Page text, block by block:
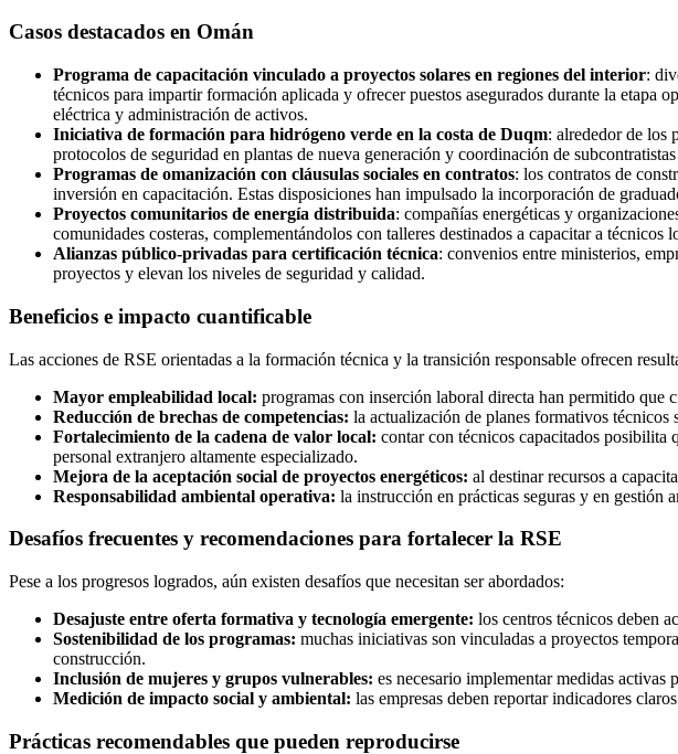
Casos destacados en Omán
Programa de capacitación vinculado a proyectos solares en regiones del interior:
técnicos para impartir formación aplicada y ofrecer puestos asegurados durante la etapa
eléctrica y administración de activos.
Iniciativa de formación para hidrógeno verde en la costa de Duqm: alrededor de los
protocolos de seguridad en plantas de nueva generación y coordinación de
Programas de omanización con cláusulas sociales en contratos: los contratos de
inversión en capacitación. Estas disposiciones han impulsado la incorporación de
Proyectos comunitarios de energía distribuida: compañías energéticas y
comunidades costeras, complementándolos con talleres destinados a capacitar a
Alianzas público-privadas para certificación técnica: convenios entre ministerios,
proyectos y elevan los niveles de seguridad y calidad.
Beneficios e impacto cuantificable
Las acciones de RSE orientadas a la formación técnica y la transición responsable ofrecen
Mayor empleabilidad local: programas con inserción laboral directa han permitido que
Reducción de brechas de competencias: la actualización de planes formativos
Fortalecimiento de la cadena de valor local: contar con técnicos capacitados posibilita
personal extranjero altamente especializado.
Mejora de la aceptación social de proyectos energéticos: al destinar recursos a
Responsabilidad ambiental operativa: la instrucción en prácticas seguras y en
Desafíos frecuentes y recomendaciones para fortalecer la RSE
Pese a los progresos logrados, aún existen desafíos que necesitan ser abordados:
Desajuste entre oferta formativa y tecnología emergente: los centros técnicos deben
Sostenibilidad de los programas: muchas iniciativas son vinculadas a proyectos
construcción.
Inclusión de mujeres y grupos vulnerables: es necesario implementar medidas
Medición de impacto social y ambiental: las empresas deben reportar indicadores
Prácticas recomendables que pueden reproducirse